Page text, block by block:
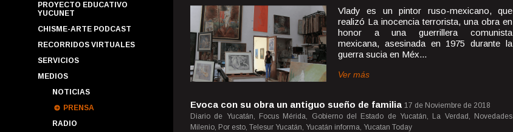
PROYECTO EDUCATIVO
YUCUNET
CHISME-ARTE PODCAST
RECORRIDOS VIRTUALES
SERVICIOS
MEDIOS
NOTICIAS
PRENSA
RADIO
Vlady es un pintor ruso-mexicano, que
realizó La inocencia terrorista, una obra en
honor a una guerrillera comunista
mexicana, asesinada en 1975 durante la
guerra sucia en Méx...
Ver más
Evoca con su obra un antiguo sueño de familia 17 de Noviembre de 2018
Diario de Yucatán, Focus Mérida, Gobierno del Estado de Yucatán, La Verdad, Novedades
Milenio, Por esto, Telesur Yucatán, Yucatán informa, Yucatan Today